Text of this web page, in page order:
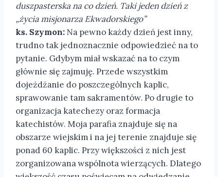
duszpasterska na co dzień. Taki jeden dzień z
„życia misjonarza Ekwadorskiego”
ks. Szymon: Na pewno każdy dzień jest inny,
trudno tak jednoznacznie odpowiedzieć na to
pytanie. Gdybym miał wskazać na to czym
głównie się zajmuję. Przede wszystkim
dojeżdżanie do poszczególnych kaplic,
sprawowanie tam sakramentów. Po drugie to
organizacja katechezy oraz formacja
katechistów. Moja parafia znajduje się na
obszarze wiejskim i na jej terenie znajduje się
ponad 60 kaplic. Przy większości z nich jest
zorganizowana wspólnota wierzących. Dlatego